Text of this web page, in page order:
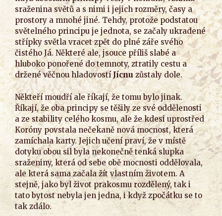
sraženina světů a s nimi i jejich rozměry, časy a
prostory a mnohé jiné. Tehdy, protože podstatou
světelného principu je jednota, se začaly ukradené
střípky světla vracet zpět do plné záře svého
čistého Já. Některé ale, jsouce příliš slabé a
hluboko ponořené do temnoty, ztratily cestu a
držené věčnou hladovostíJícnuzůstaly dole.
Někteří moudří ale říkají, že tomu bylo jinak.
Říkají, že oba principy se těšily ze své oddělenosti
a ze stability celého kosmu, ale že kdesi uprostřed
Koróny povstala nečekaně nová mocnost, která
zamíchala karty. Jejich učení praví, že v místě
dotyku obou sil byla nekonečně tenká slupka
sraženiny, která od sebe obě mocnosti oddělovala,
ale která sama začala žít vlastním životem. A
stejně, jako byl život prakosmu rozdělený, tak i
tato bytost nebyla jen jedna, i když zpočátku se to
tak zdálo.